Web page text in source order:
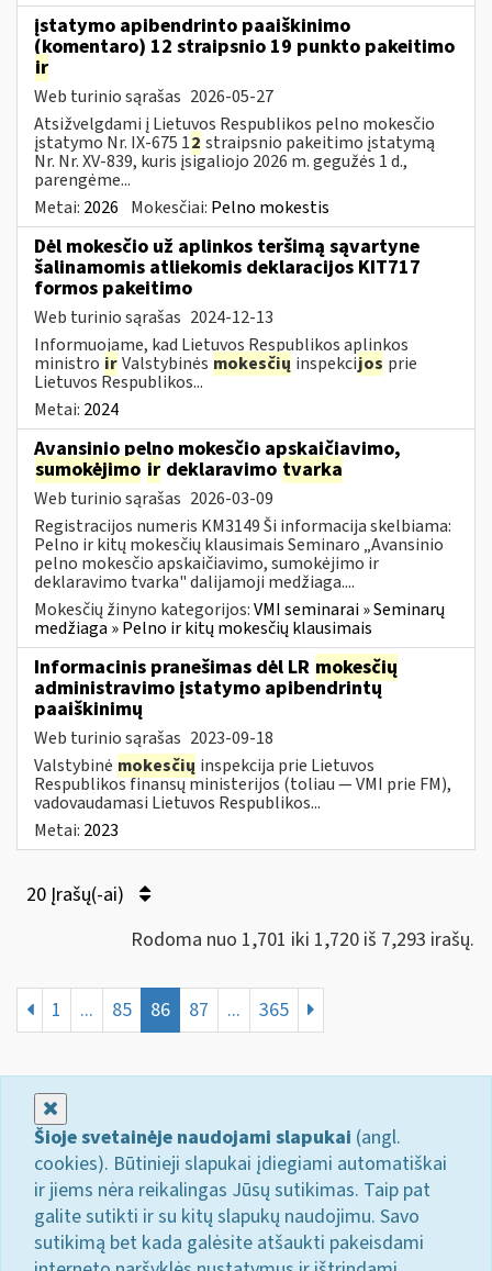
įstatymo apibendrinto paaiškinimo
(komentaro) 12 straipsnio 19 punkto pakeitimo
ir
Web turinio sąrašas 2026-05-27
Atsižvelgdami į Lietuvos Respublikos pelno mokesčio
įstatymo Nr. IX-675 12 straipsnio pakeitimo įstatymą
Nr. Nr. XV-839, kuris įsigaliojo 2026 m. gegužės 1 d.,
parengėme...
Metai: 2026 Mokesčiai: Pelno mokestis
Dėl mokesčio už aplinkos teršimą sąvartyne
šalinamomis atliekomis deklaracijos KIT717
formos pakeitimo
Web turinio sąrašas 2024-12-13
Informuojame, kad Lietuvos Respublikos aplinkos
ministro irValstybinės mokesčių inspekcijos prie
Lietuvos Respublikos...
Metai: 2024
Avansinio pelno mokesčio apskaičiavimo,
sumokėjimo ir deklaravimo tvarka
Web turinio sąrašas 2026-03-09
Registracijos numeris KM3149 Ši informacija skelbiama:
Pelno ir kitų mokesčių klausimais Seminaro „Avansinio
pelno mokesčio apskaičiavimo, sumokėjimo ir
deklaravimo tvarka" dalijamoji medžiaga....
Mokesčių žinyno kategorijos:VMI seminarai » Seminarų
medžiaga » Pelno ir kitų mokesčių klausimais
Informacinis pranešimas dėl LR mokesčių
administravimo įstatymo apibendrintų
paaiškinimų
Web turinio sąrašas 2023-09-18
Valstybinė mokesčių inspekcija prie Lietuvos
Respublikos finansų ministerijos (toliau — VMI prie FM),
vadovaudamasi Lietuvos Respublikos...
Metai: 2023
20 Įrašų(-ai)
Rodoma nuo 1,701 iki 1,720 iš 7,293 irašų.
1 ... 85 86 87 ... 365
Šioje svetainėje naudojami slapukai (angl.
cookies). Būtinieji slapukai įdiegiami automatiškai
ir jiems nėra reikalingas Jūsų sutikimas. Taip pat
galite sutikti ir su kitų slapukų naudojimu. Savo
sutikimą bet kada galėsite atšaukti pakeisdami